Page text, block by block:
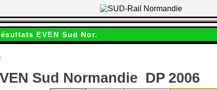
EVEN Sud Nor.
Sud Normandie  DP 2006